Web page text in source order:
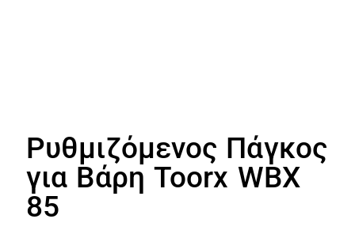
Ρυθμιζόμενος Πάγκος
για Βάρη Toorx WBX
85